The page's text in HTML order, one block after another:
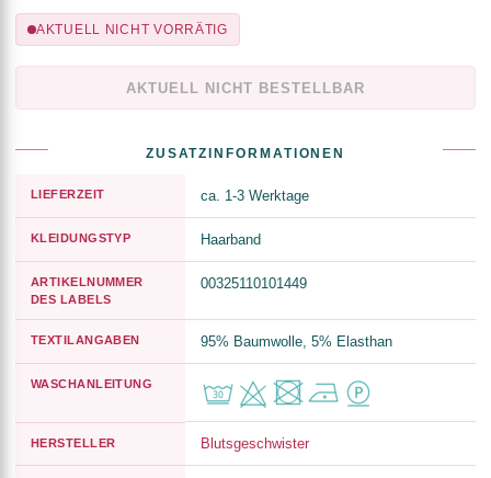
AKTUELL NICHT VORRÄTIG
AKTUELL NICHT BESTELLBAR
ZUSATZINFORMATIONEN
LIEFERZEIT ca. 1-3 Werktage
KLEIDUNGSTYP Haarband
ARTIKELNUMMER
DES LABELS
00325110101449
TEXTILANGABEN 95% Baumwolle, 5% Elasthan
WASCHANLEITUNG
HERSTELLER Blutsgeschwister